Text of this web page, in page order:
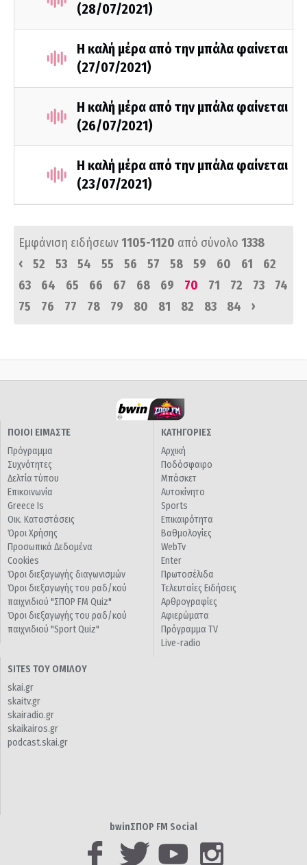
(28/07/2021)
Η καλή μέρα από την μπάλα φαίνεται
(27/07/2021)
Η καλή μέρα από την μπάλα φαίνεται
(26/07/2021)
Η καλή μέρα από την μπάλα φαίνεται
(23/07/2021)
Εμφάνιση ειδήσεων1105-1120 από σύνολο 1338
‹
52 53 54 55 56 57 58 59 60 61
62
63
64 65 66 67 68 69 70 71 72 73
74
75
76 77 78 79 80 81 82 83 84 ›
ΠΟΙΟΙ ΕΙΜΑΣΤΕ
Πρόγραμμα
Συχνότητες
Δελτία τύπου
Επικοινωνία
Greece Is
Οικ. Καταστάσεις
Όροι Χρήσης
Προσωπικά Δεδομένα
Cookies
Όροι διεξαγωγής διαγωνισμών
Όροι διεξαγωγής του ραδ/κού
παιχνιδιού "ΣΠΟΡ FM Quiz"
Όροι διεξαγωγής του ραδ/κού
παιχνιδιού "Sport Quiz"
ΚΑΤΗΓΟΡΙΕΣ
Αρχική
Ποδόσφαιρο
Μπάσκετ
Αυτοκίνητο
Sports
Επικαιρότητα
Βαθμολογίες
WebTv
Enter
Πρωτοσέλιδα
Τελευταίες Ειδήσεις
Αρθρογραφίες
Αφιερώματα
Πρόγραμμα TV
Live-radio
SITES ΤΟΥ ΟΜΙΛΟΥ
skai.gr
skaitv.gr
skairadio.gr
skaikairos.gr
podcast.skai.gr
bwinΣΠΟΡ FM Social